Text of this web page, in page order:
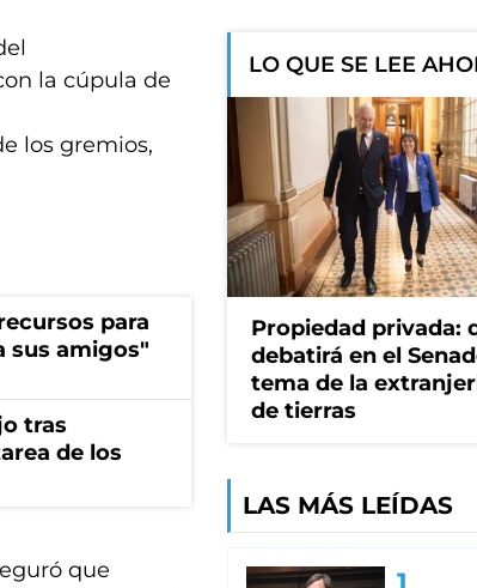
la cúpula de
los gremios,
para
sus amigos"
tras
de los
que
LO QUE SE LEE
Propiedad privada:
debatirá en el
tema de la
de tierras
LAS MÁS LEÍDAS